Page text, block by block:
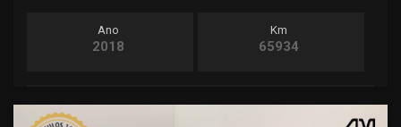
Ano
2018
Km
65934